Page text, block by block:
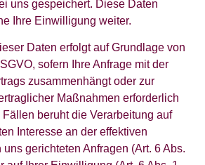
uns gespeichert. Diese Daten
Ihre Einwilligung weiter.
Daten erfolgt auf Grundlage von
sofern Ihre Anfrage mit der
zusammenhängt oder zur
Maßnahmen erforderlich
beruht die Verarbeitung auf
Interesse an der effektiven
gerichteten Anfragen (Art. 6 Abs.